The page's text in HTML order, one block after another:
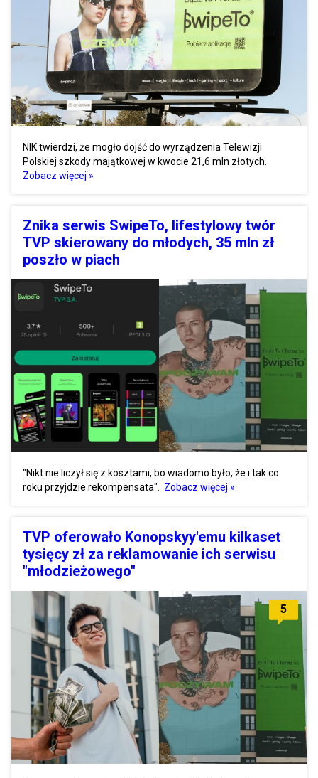
NIK twierdzi, że mogło dojść do wyrządzenia Telewizji
Polskiej szkody majątkowej w kwocie 21,6 mln złotych.
Zobacz więcej »
Znika serwis SwipeTo, lifestylowy twór
TVP skierowany do młodych, 35 mln zł
poszło w piach
"Nikt nie liczył się z kosztami, bo wiadomo było, że i tak co
roku przyjdzie rekompensata". Zobacz więcej »
TVP oferowało Konopskyy'emu kilkaset
tysięcy zł za reklamowanie ich serwisu
"młodzieżowego"
5